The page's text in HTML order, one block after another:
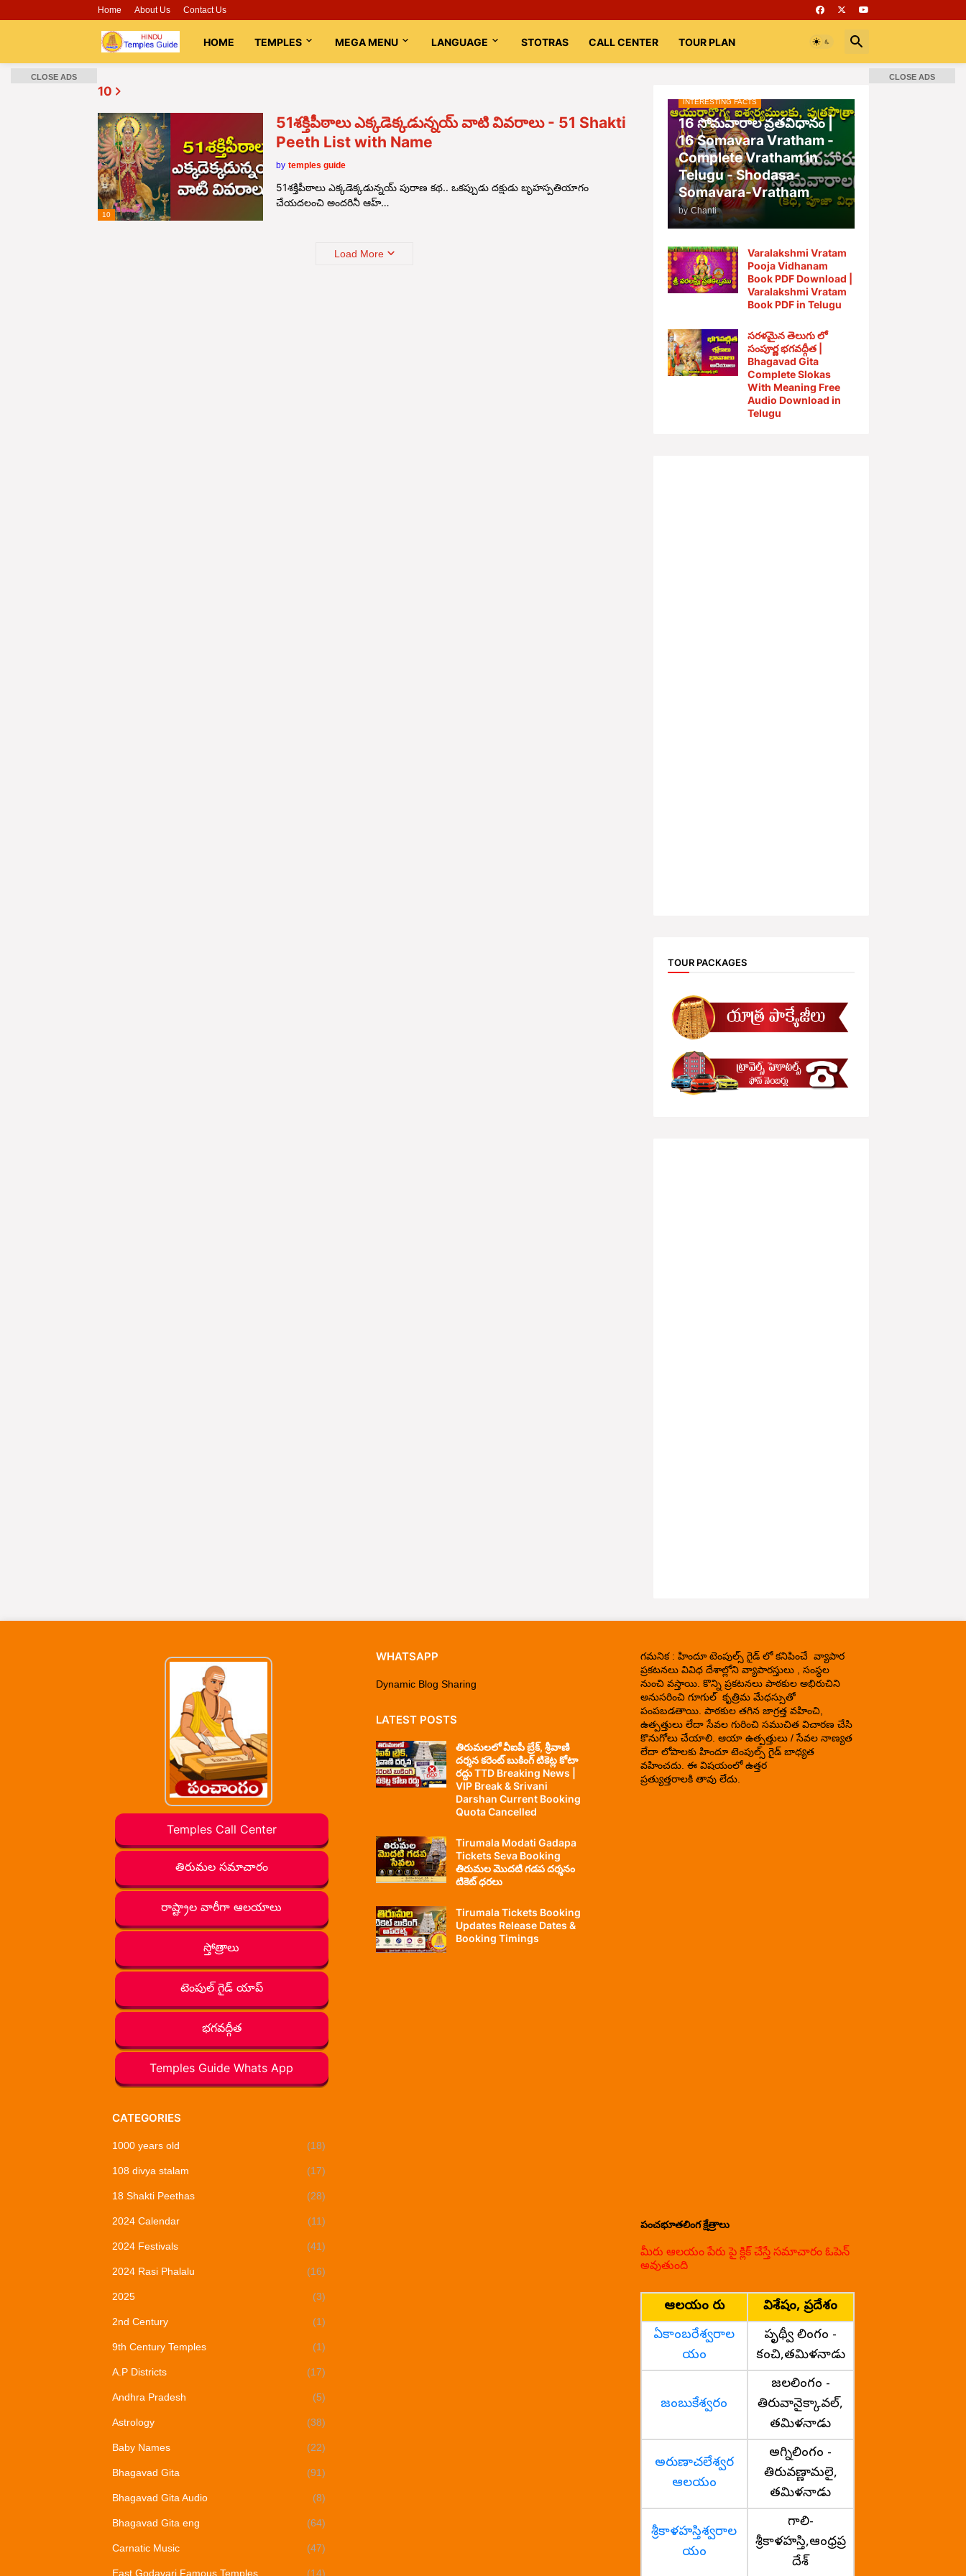
Home About Us Contact Us
HOME TEMPLES MEGA MENU LANGUAGE STOTRAS CALL CENTER TOUR PLAN
10
10
51శక్తిపీఠాలు ఎక్కడెక్కడున్నయ్ వాటి వివరాలు - 51 Shakti
Peeth List with Name
by temples guide
51శక్తిపీఠాలు ఎక్కడెక్కడున్నయ్ పురాణ కథ.. ఒకప్పుడు దక్షుడు బృహస్పతియాగం
చేయదలంచి అందరినీ ఆహ్…
Load More
INTERESTING FACTS
16 సోమవారాల వ్రతవిధానం |
16 Somavara Vratham -
Complete Vratham in
Telugu - Shodasa-
Somavara-Vratham
by Chanti
Varalakshmi Vratam
Pooja Vidhanam
Book PDF Download |
Varalakshmi Vratam
Book PDF in Telugu
సరళమైన తెలుగు లో
సంపూర్ణ భగవద్గీత |
Bhagavad Gita
Complete Slokas
With Meaning Free
Audio Download in
Telugu
TOUR PACKAGES
Temples Call Center
తిరుమల సమాచారం
రాష్ట్రాల వారీగా ఆలయాలు
స్తోత్రాలు
టెంపుల్ గైడ్ యాప్
భగవద్గీత
Temples Guide Whats App
CATEGORIES
1000 years old (18)
108 divya stalam (17)
18 Shakti Peethas (28)
2024 Calendar (11)
2024 Festivals (41)
2024 Rasi Phalalu (16)
2025 (3)
2nd Century (1)
9th Century Temples (1)
A.P Districts (17)
Andhra Pradesh (5)
Astrology (38)
Baby Names (22)
Bhagavad Gita (91)
Bhagavad Gita Audio (8)
Bhagavad Gita eng (64)
Carnatic Music (47)
East Godavari Famous Temples (14)
WHATSAPP
Dynamic Blog Sharing
LATEST POSTS
తిరుమలలో వీఐపీ బ్రేక్, శ్రీవాణి
దర్శన కరెంట్ బుకింగ్ టికెట్ల కోటా
రద్దు TTD Breaking News |
VIP Break & Srivani
Darshan Current Booking
Quota Cancelled
Tirumala Modati Gadapa
Tickets Seva Booking
తిరుమల మొదటి గడప దర్శనం
టికెట్ ధరలు
Tirumala Tickets Booking
Updates Release Dates &
Booking Timings
గమనిక : హిందూ టెంపుల్స్ గైడ్ లో కనిపించే వ్యాపార
ప్రకటనలు వివిధ దేశాల్లోని వ్యాపారస్తులు , సంస్థల
నుంచి వస్తాయి. కొన్ని ప్రకటనలు పాఠకుల అభిరుచిని
అనుసరించి గూగుల్ కృత్రిమ మేధస్సుతో
పంపబడతాయి. పాఠకుల తగిన జాగ్రత్త వహించి,
ఉత్పత్తులు లేదా సేవల గురించి సముచిత విచారణ చేసి
కొనుగోలు చేయాలి. ఆయా ఉత్పత్తులు / సేవల నాణ్యత
లేదా లోపాలకు హిందూ టెంపుల్స్ గైడ్ బాధ్యత
వహించదు. ఈ విషయంలో ఉత్తర
ప్రత్యుత్తరాలకి తావు లేదు.
పంచభూతలింగ క్షేత్రాలు
మీరు ఆలయం పేరు పై క్లిక్ చేస్తే సమాచారం ఓపెన్
అవుతుంది
ఆలయం పేరు
విశేషం, ప్రదేశం
ఏకాంబరేశ్వరాల
యం
పృథ్వీ లింగం -
కంచి,తమిళనాడు
జంబుకేశ్వరం
జలలింగం -
తిరువానైక్కావల్,
తమిళనాడు
అరుణాచలేశ్వర
ఆలయం
అగ్నిలింగం -
తిరువణ్ణామలై,
తమిళనాడు
శ్రీకాళహస్తిశ్వరాల
యం
గాలి-
శ్రీకాళహస్తి,ఆంధ్రప్ర
దేశ్
CLOSE ADS CLOSE ADS